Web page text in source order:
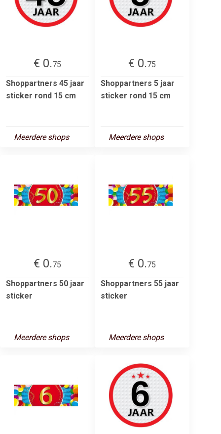
€ 0.75
Shoppartners 45 jaar
sticker rond 15 cm
Meerdere shops
€ 0.75
Shoppartners 5 jaar
sticker rond 15 cm
Meerdere shops
€ 0.75
Shoppartners 50 jaar
sticker
Meerdere shops
€ 0.75
Shoppartners 55 jaar
sticker
Meerdere shops